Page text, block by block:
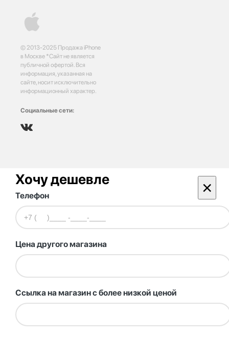
© 2013-2025 Продажа iPhone
в Москве *Сайт не является
публичной офертой. Вся
информация, указанная на
сайте, носит исключительно
информационный характер.
Социальные сети:
Хочу дешевле ×
Телефон
Цена другого магазина
Ссылка на магазин с более низкой ценой